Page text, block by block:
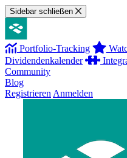
Sidebar schließen
Portfolio-Tracking
Dividendenkalender
Community
Blog
Registrieren Anmelden